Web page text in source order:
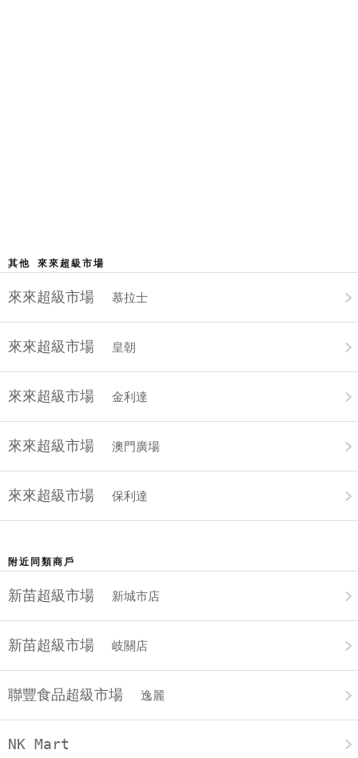
其他 來來超級市場
來來超級市場 慕拉士
來來超級市場 皇朝
來來超級市場 金利達
來來超級市場 澳門廣場
來來超級市場 保利達
附近同類商戶
新苗超級市場 新城市店
新苗超級市場 岐關店
聯豐食品超級市場 逸麗
NK Mart